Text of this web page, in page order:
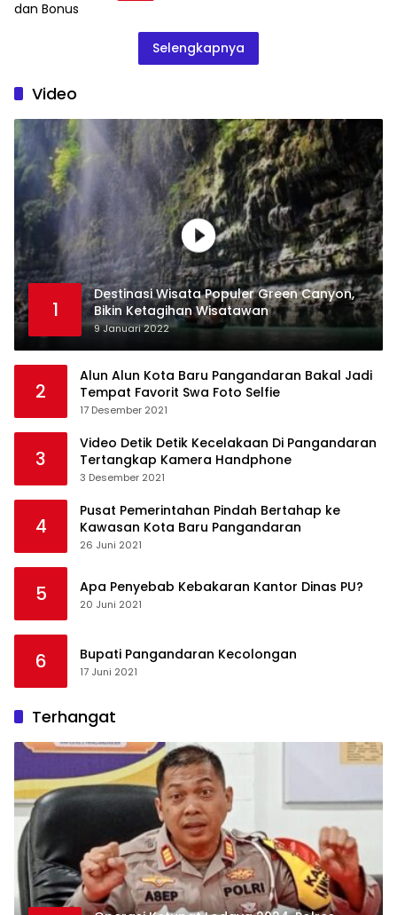
Selengkapnya
Video
1
Destinasi Wisata Populer Green Canyon,
Bikin Ketagihan Wisatawan
9 Januari 2022
2
Alun Alun Kota Baru Pangandaran Bakal Jadi
Tempat Favorit Swa Foto Selfie
17 Desember 2021
3
Video Detik Detik Kecelakaan Di Pangandaran
Tertangkap Kamera Handphone
3 Desember 2021
4
Pusat Pemerintahan Pindah Bertahap ke
Kawasan Kota Baru Pangandaran
26 Juni 2021
5 Apa Penyebab Kebakaran Kantor Dinas PU?
20 Juni 2021
6 Bupati Pangandaran Kecolongan
17 Juni 2021
Terhangat